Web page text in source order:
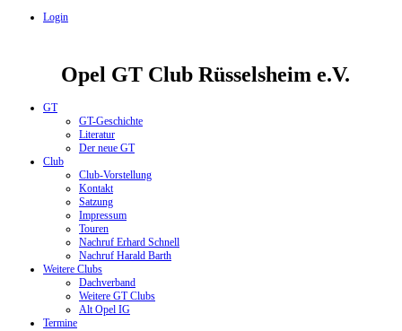
Login
Opel GT Club Rüsselsheim e.V.
GT
GT-Geschichte
Literatur
Der neue GT
Club
Club-Vorstellung
Kontakt
Satzung
Impressum
Touren
Nachruf Erhard Schnell
Nachruf Harald Barth
Weitere Clubs
Dachverband
Weitere GT Clubs
Alt Opel IG
Termine